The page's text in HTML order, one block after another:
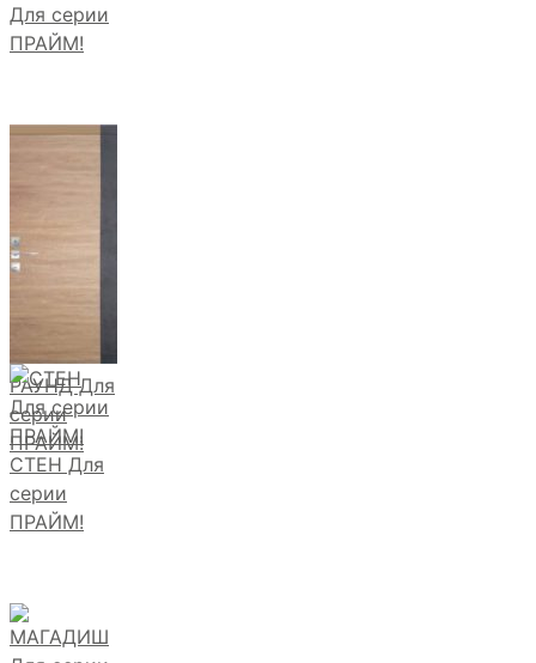
Для серии
ПРАЙМ!
РАУНД Для
серии
ПРАЙМ!
СТЕН Для
серии
ПРАЙМ!